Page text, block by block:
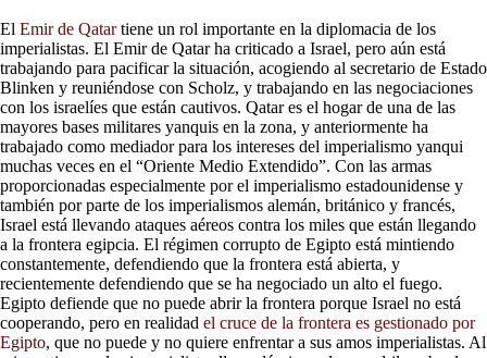
El Emir de Qatartiene un rol importante en la diplomacia de los
imperialistas. El Emir de Qatar ha criticado a Israel, pero aún está
trabajando para pacificar la situación, acogiendo al secretario de Estado
Blinken y reuniéndose con Scholz, y trabajando en las negociaciones
con los israelíes que están cautivos. Qatar es el hogar de una de las
mayores bases militares yanquis en la zona, y anteriormente ha
trabajado como mediador para los intereses del imperialismo yanqui
muchas veces en el “Oriente Medio Extendido”. Con las armas
proporcionadas especialmente por el imperialismo estadounidense y
también por parte de los imperialismos alemán, británico y francés,
Israel está llevando ataques aéreos contra los miles que están llegando
a la frontera egipcia. El régimen corrupto de Egipto está mintiendo
constantemente, defendiendo que la frontera está abierta, y
recientemente defendiendo que se ha negociado un alto el fuego.
Egipto defiende que no puede abrir la frontera porque Israel no está
cooperando, pero en realidad el cruce de la frontera es gestionado por
Egipto, que no puede y no quiere enfrentar a sus amos imperialistas. Al